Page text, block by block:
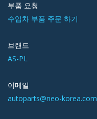
부품 요청
수입차 부품 주문 하기
브랜드
AS-PL
이메일
autoparts@neo-korea.com